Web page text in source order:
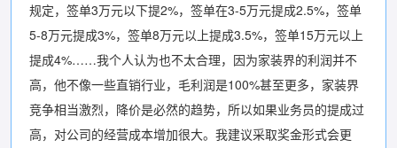
规定，签单3万元以下提2%，签单在3-5万元提成2.5%，签单
5-8万元提成3%，签单8万元以上提成3.5%，签单15万元以上
提成4%……我个人认为也不太合理，因为家装界的利润并不
高，他不像一些直销行业，毛利润是100%甚至更多，家装界
竞争相当激烈，降价是必然的趋势，所以如果业务员的提成过
高，对公司的经营成本增加很大。我建议采取奖金形式会更